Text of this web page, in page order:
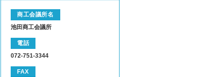
商工会議所名
池田商工会議所
電話
072-751-3344
FAX